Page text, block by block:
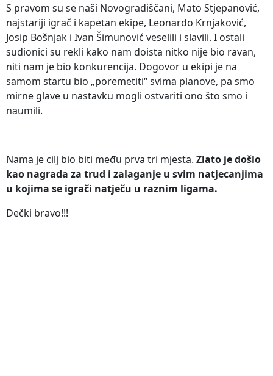
S pravom su se naši Novogradiščani, Mato Stjepanović,
najstariji igrač i kapetan ekipe, Leonardo Krnjaković,
Josip Bošnjak i Ivan Šimunović veselili i slavili. I ostali
sudionici su rekli kako nam doista nitko nije bio ravan,
niti nam je bio konkurencija. Dogovor u ekipi je na
samom startu bio „poremetiti“ svima planove, pa smo
mirne glave u nastavku mogli ostvariti ono što smo i
naumili.
Nama je cilj bio biti među prva tri mjesta. Zlato je došlo
kao nagrada za trud i zalaganje u svim natjecanjima
u kojima se igrači natječu u raznim ligama.
Dečki bravo!!!